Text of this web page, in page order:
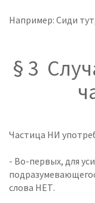
Например: Сиди
§ 3
Частица НИ
- Во-первых, для
слова НЕТ.